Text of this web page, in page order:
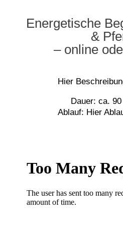
Energetische
&
– online
Hier
Dauer: ca.
Ablauf: Hier